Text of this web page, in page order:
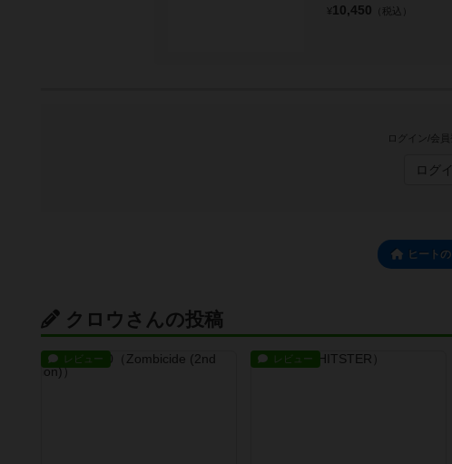
¥10,450 （税込）
ログイン/会員
ログ
ヒート
クロウさんの投稿
レビュー レビュー